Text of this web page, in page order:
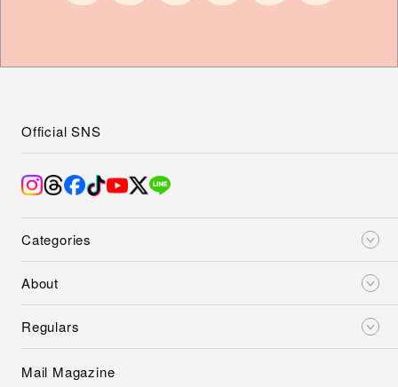
Categories
About
Regulars
Official SNS
Mail Magazine